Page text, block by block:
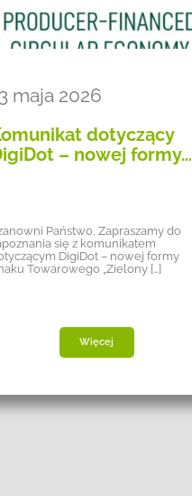
maja 2026
dotyczący
– nowej formy…
Państwo, Zapraszamy do
się z komunikatem
DigiDot – nowej formy
Towarowego „Zielony […]
Więcej